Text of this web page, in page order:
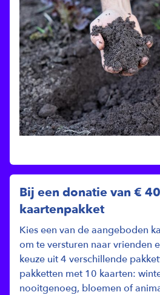
Bij een donatie van €
kaartenpakket
Kies een van de aangeboden
om te versturen naar vrienden
keuze uit 4 verschillende
pakketten met 10 kaarten:
nooitgenoeg, bloemen of